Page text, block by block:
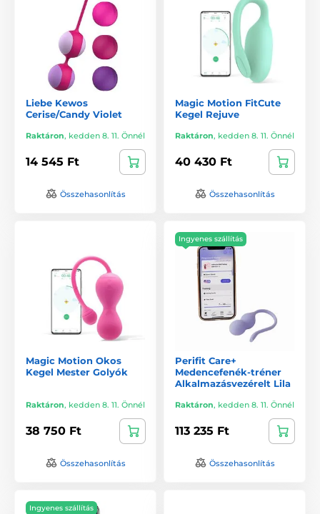
Liebe Kewos
Cerise/Candy Violet
Raktáron, kedden 8. 11. Önnél
14 545 Ft
Összehasonlítás
Magic Motion FitCute
Kegel Rejuve
Raktáron, kedden 8. 11. Önnél
40 430 Ft
Összehasonlítás
Magic Motion Okos
Kegel Mester Golyók
Raktáron, kedden 8. 11. Önnél
38 750 Ft
Összehasonlítás
Ingyenes szállítás
Perifit Care+
Medencefenék-tréner
Alkalmazásvezérelt Lila
Raktáron, kedden 8. 11. Önnél
113 235 Ft
Összehasonlítás
Ingyenes szállítás